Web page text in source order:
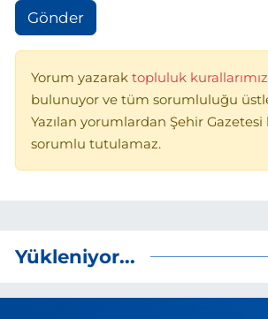
Gönder
Yorum yazarak topluluk
bulunuyor ve tüm sorumluluğu
Yazılan yorumlardan Şehir
sorumlu tutulamaz.
Yükleniyor...